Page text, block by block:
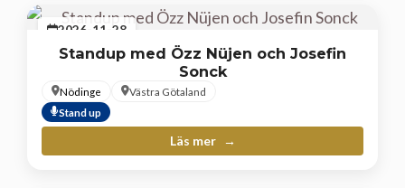
2026-11-28
Standup med Özz Nüjen och Josefin
Sonck
Nödinge
Västra Götaland
Stand up
Läs mer